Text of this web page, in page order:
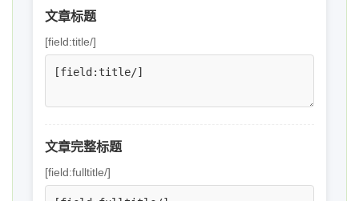
文章标题
[field:title/]
文章完整标题
[field:fulltitle/]